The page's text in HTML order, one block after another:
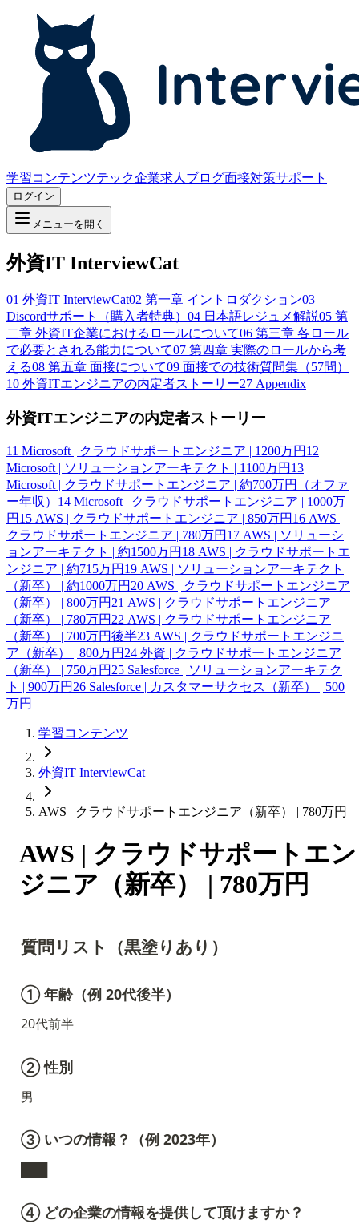
学習コンテンツテック企業求人 ブログ面接対策サポート
ログイン
メニューを開く
外資IT InterviewCat
01 外資IT InterviewCat02 第一章 イントロダクション03
Discordサポート（購入者特典） 04 日本語レジュメ解説05 第
二章 外資IT企業におけるロールについて06 第三章 各ロール
で必要とされる能力について07 第四章 実際のロールから考
える08 第五章 面接について09 面接での技術質問集（57問）
10 外資ITエンジニアの内定者ストーリー27 Appendix
外資ITエンジニアの内定者ストーリー
11 Microsoft | クラウドサポートエンジニア | 1200万円 12
Microsoft | ソリューションアーキテクト | 1100万円 13
Microsoft | クラウドサポートエンジニア | 約700万円（オファ
ー年収） 14 Microsoft | クラウドサポートエンジニア | 1000万
円 15 AWS | クラウドサポートエンジニア | 850万円 16 AWS |
クラウドサポートエンジニア | 780万円 17 AWS | ソリューシ
ョンアーキテクト | 約1500万円 18 AWS | クラウドサポートエ
ンジニア | 約715万円 19 AWS | ソリューションアーキテクト
（新卒） | 約1000万円 20 AWS | クラウドサポートエンジニア
（新卒） | 800万円 21 AWS | クラウドサポートエンジニア
（新卒） | 780万円 22 AWS | クラウドサポートエンジニア
（新卒） | 700万円後半23 AWS | クラウドサポートエンジニ
ア（新卒） | 800万円 24 外資 | クラウドサポートエンジニア
（新卒） | 750万円 25 Salesforce | ソリューションアーキテク
ト | 900万円 26 Salesforce | カスタマーサクセス（新卒） | 500
万円
学習コンテンツ
外資IT InterviewCat
AWS | クラウドサポートエンジニア（新卒） | 780万円
AWS | クラウドサポートエン
ジニア（新卒） | 780万円
質問リスト（黒塗りあり）
① 年齢（例 20代後半）
20代前半
② 性別
男
③ いつの情報？（例 2023年）
④ どの企業の情報を提供して頂けますか？